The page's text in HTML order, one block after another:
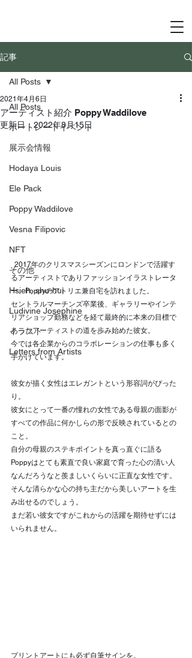
記事
All Posts
ポートレートイベント
展示会情報
Hodaya Louis
Ele Pack
Poppy Waddilove
Vesna Filipovic
NFT
その他
Hsieh, shu-hui
Ludivine Josephine
イラスト
Letters from Artists
All Posts
アーティスト紹介 Poppy Waddilove
2021年4月6日
更新日： 2022年8月15日
るアーティストでありファッションイラストレータ
ー、Poppyのアトリエ兼自宅を訪れました。
セントラルマーチンズ卒業後、ギャラリーやインテ
リアショップ勤務などを経て最終的に本来の目標で
あったアーティストの道を歩み始めた彼女。
今では各企業からのコラボレーションの仕事も多く
手がけています。
彼女が描く女性はエレガントという形容詞がぴった
り。
彼女にとって一番の憧れの女性である母親の面影が
すべての作品に何かしらの形で反映されているとの
こと。
自分の母親のステキポイントを真っ直ぐに語る
Poppyはとても素直で良い家庭で育った心の清い人
なんだろうなと羨ましいくらいに正直な女性です。
そんな清らかな心の持ち主だから美しいアートを生
み出せるのでしょう。
まだ若い彼女ですがこれからの活躍を期待せずには
いられません。
プリントアートにも必ず自筆サインを。